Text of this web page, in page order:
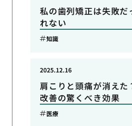
私の歯列矯正は失敗だ
れない
知識
肩こりと頭痛が消えた
改善の驚くべき効果
2025.12.16
医療